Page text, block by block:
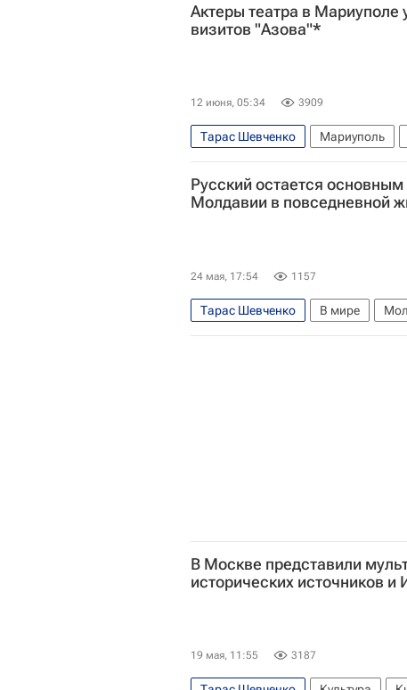
Актеры театра в Мариуполе
визитов "Азова"*
12 июня, 05:34 3909
Тарас Шевченко Мариуполь
Русский остается
Молдавии в повседневной
24 мая, 17:54 1157
Тарас Шевченко В мире
Олег Озеров
В Москве представили
исторических источников и
19 мая, 11:55 3187